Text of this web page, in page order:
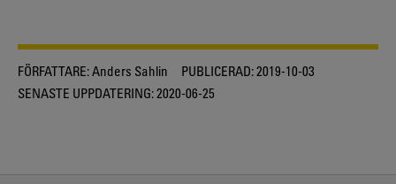
FÖRFATTARE:Anders Sahlin PUBLICERAD:2019-10-03
SENASTE UPPDATERING:2020-06-25